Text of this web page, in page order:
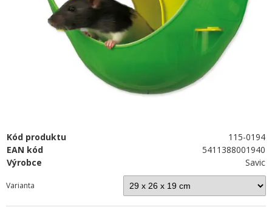
Kód produktu
115-0194
EAN kód
5411388001940
Výrobce
Savic
Varianta